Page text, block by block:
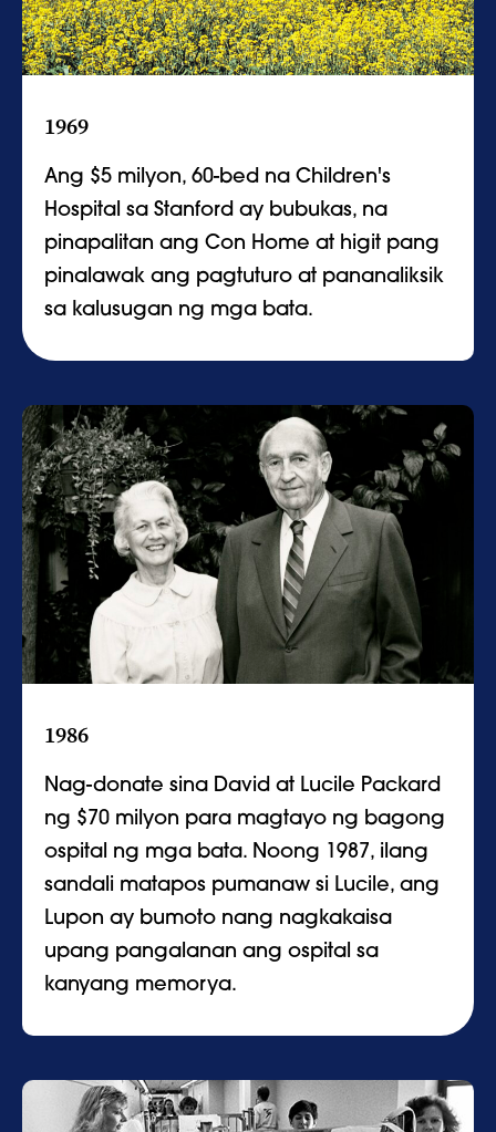
1969
Ang $5 milyon, 60-bed na Children's
Hospital sa Stanford ay bubukas, na
pinapalitan ang Con Home at higit pang
pinalawak ang pagtuturo at pananaliksik
sa kalusugan ng mga bata.
1986
Nag-donate sina David at Lucile Packard
ng $70 milyon para magtayo ng bagong
ospital ng mga bata. Noong 1987, ilang
sandali matapos pumanaw si Lucile, ang
Lupon ay bumoto nang nagkakaisa
upang pangalanan ang ospital sa
kanyang memorya.